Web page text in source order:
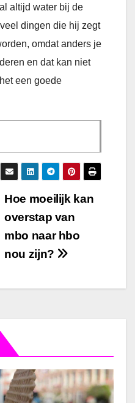
altijd water bij de
dingen die hij zegt
omdat anders je
en dat kan niet
een goede
Hoe moeilijk kan
overstap van
mbo naar hbo
nou zijn?